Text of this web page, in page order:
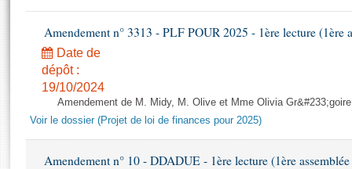
Projets de loi
Propositions de loi
Amendements
Textes adoptés
Rapports d'enquête
Histoire
Juniors
Anciennes législatures
Liens vers les sites publics
Contacts et plan d'accès
Photos libres de droit
Amendement n° 3313 - PLF POUR 2025 - 1ère lecture (1ère
Date de
dépôt :
19/10/2024
Amendement de M. Midy, M. Olive et Mme Olivia
Voir le dossier (Projet de loi de finances pour 2025)
Amendement n° 10 - DDADUE - 1ère lecture (1ère